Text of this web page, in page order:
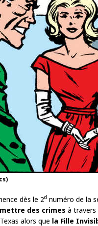
dès le 2d numéro de la
des crimes à
alors que la Fille